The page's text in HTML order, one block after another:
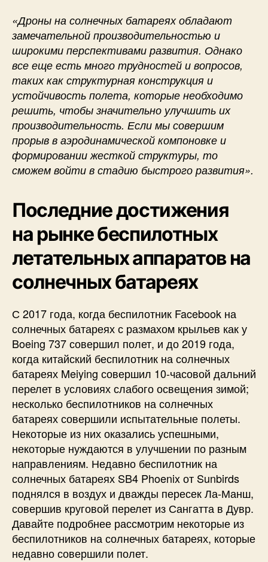
«Дроны на солнечных батареях обладают
замечательной производительностью и
широкими перспективами развития. Однако
все еще есть много трудностей и вопросов,
таких как структурная конструкция и
устойчивость полета, которые необходимо
решить, чтобы значительно улучшить их
производительность. Если мы совершим
прорыв в аэродинамической компоновке и
формировании жесткой структуры, то
сможем войти в стадию быстрого развития».
Последние достижения
на рынке беспилотных
летательных аппаратов на
солнечных батареях
С 2017 года, когда беспилотник Facebook на
солнечных батареях с размахом крыльев как у
Boeing 737 совершил полет, и до 2019 года,
когда китайский беспилотник на солнечных
батареях Meiying совершил 10-часовой дальний
перелет в условиях слабого освещения зимой;
несколько беспилотников на солнечных
батареях совершили испытательные полеты.
Некоторые из них оказались успешными,
некоторые нуждаются в улучшении по разным
направлениям. Недавно беспилотник на
солнечных батареях SB4 Phoenix от Sunbirds
поднялся в воздух и дважды пересек Ла-Манш,
совершив круговой перелет из Сангатта в Дувр.
Давайте подробнее рассмотрим некоторые из
беспилотников на солнечных батареях, которые
недавно совершили полет.